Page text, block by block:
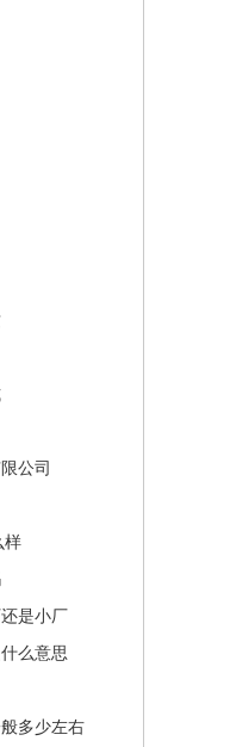
公司
样
是小厂
么意思
多少左右